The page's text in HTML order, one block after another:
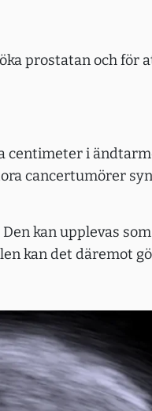
prostatan och för
i
cancertumörer
kan upplevas
kan det däremot